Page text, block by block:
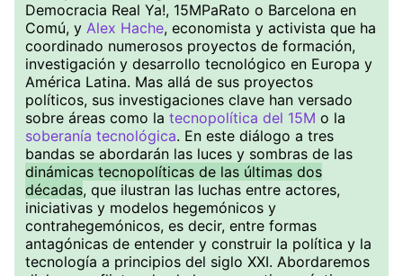
Democracia Real Ya!, 15MPaRato o Barcelona en
Comú, y Alex Hache, economista y activista que ha
coordinado numerosos proyectos de formación,
investigación y desarrollo tecnológico en Europa y
América Latina. Mas allá de sus proyectos
políticos, sus investigaciones clave han versado
sobre áreas como la tecnopolítica del 15M o la
soberanía tecnológica. En este diálogo a tres
bandas se abordarán las luces y sombras de las
dinámicas tecnopolíticas de las últimas dos
décadas, que ilustran las luchas entre actores,
iniciativas y modelos hegemónicos y
contrahegemónicos, es decir, entre formas
antagónicas de entender y construir la política y la
tecnología a principios del siglo XXI. Abordaremos